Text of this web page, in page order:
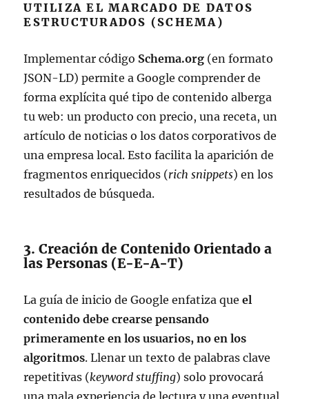
UTILIZA EL MARCADO DE DATOS
ESTRUCTURADOS (SCHEMA)
Implementar código Schema.org (en formato
JSON-LD) permite a Google comprender de
forma explícita qué tipo de contenido alberga
tu web: un producto con precio, una receta, un
artículo de noticias o los datos corporativos de
una empresa local. Esto facilita la aparición de
fragmentos enriquecidos (rich snippets) en los
resultados de búsqueda.
3. Creación de Contenido Orientado a
las Personas (E-E-A-T)
La guía de inicio de Google enfatiza queel
contenido debe crearse pensando
primeramente en los usuarios, no en los
algoritmos. Llenar un texto de palabras clave
repetitivas (keyword stuffing) solo provocará
una mala experiencia de lectura y una eventual